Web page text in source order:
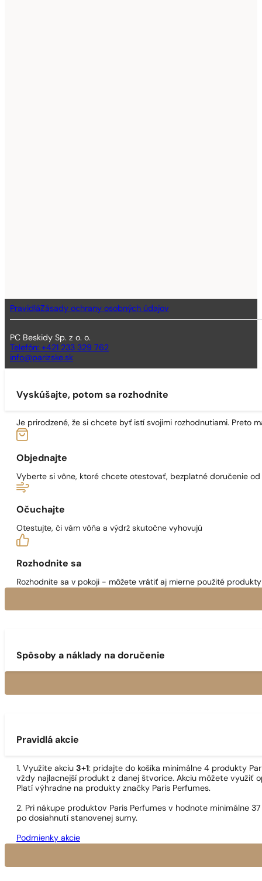
PravidláZásady ochrany osobných údajov
PC Beskidy Sp. z o. o.
Telefón: +421 233 329 762
info@parizske.sk
Vyskúšajte, potom sa rozhodnite
Je prirodzené, že si chcete byť istí svojimi rozhodnutiami. Preto
Objednajte
Vyberte si vône, ktoré chcete otestovať, bezplatné doručenie
Očuchajte
Otestujte, či vám vôňa a výdrž skutočne vyhovujú
Rozhodnite sa
Rozhodnite sa v pokoji - môžete vrátiť aj mierne použité
Spôsoby a náklady na doručenie
Pravidlá akcie
1. Využite akciu 3+1: pridajte do košíka minimálne 4 produkty
vždy najlacnejší produkt z danej štvorice. Akciu môžete využiť
Platí výhradne na produkty značky Paris Perfumes.
2. Pri nákupe produktov Paris Perfumes v hodnote minimálne
po dosiahnutí stanovenej sumy.
Podmienky akcie